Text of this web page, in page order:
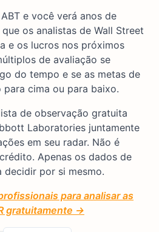
e você verá anos de
os analistas de Wall Street
e os lucros nos próximos
de avaliação se
do tempo e se as metas de
cima ou para baixo.
de observação gratuita
Laboratories juntamente
em seu radar. Não é
Apenas os dados de
decidir por si mesmo.
para analisar as
gratuitamente →